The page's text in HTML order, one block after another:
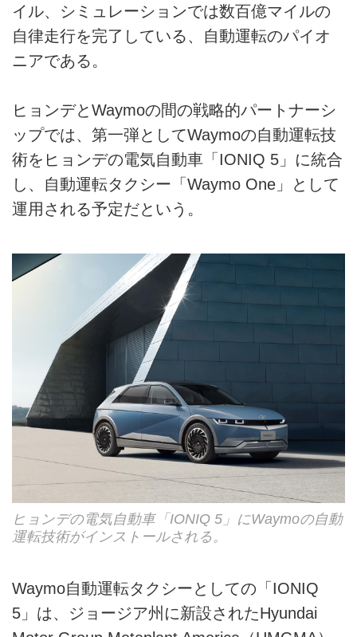
イル、シミュレーションでは数百億マイルの
自律走行を完了している、自動運転のパイオ
ニアである。
ヒョンデとWaymoの間の戦略的パートナーシ
ップでは、第一弾としてWaymoの自動運転技
術をヒョンデの電気自動車「IONIQ 5」に統合
し、自動運転タクシー「Waymo One」として
運用される予定だという。
ヒョンデの電気自動車「IONIQ 5」にWaymoの自動
運転技術がインストールされる。
Waymo自動運転タクシーとしての「IONIQ
5」は、ジョージア州に新設されたHyundai